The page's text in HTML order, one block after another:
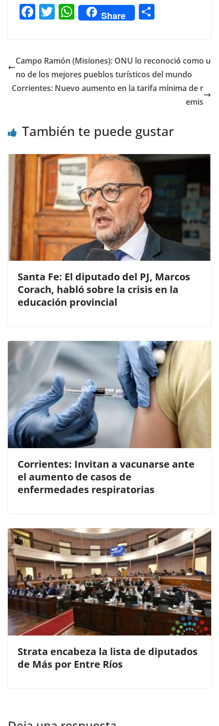
F
e
b
o
T
er
W
h
s
A
p
Share
p
ar
tir
Campo Ramón (Misiones): ONU lo reconoció como u
no de los mejores pueblos turísticos del mundo
Corrientes: Nuevo aumento en la tarifa mínima de r
emis
También te puede gustar
Santa Fe: El diputado del PJ, Marcos
Corach, habló sobre la crisis en la
educación provincial
Corrientes: Invitan a vacunarse ante
el aumento de casos de
enfermedades respiratorias
Strata encabeza la lista de diputados
de Más por Entre Ríos